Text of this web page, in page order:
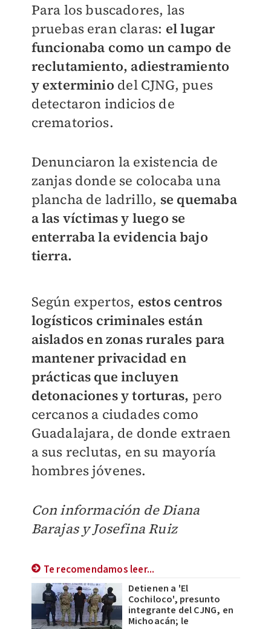
Para los buscadores, las
pruebas eran claras: el lugar
funcionaba como un campo de
reclutamiento, adiestramiento
y exterminio del CJNG, pues
detectaron indicios de
crematorios.
Denunciaron la existencia de
zanjas donde se colocaba una
plancha de ladrillo, se quemaba
a las víctimas y luego se
enterraba la evidencia bajo
tierra.
Según expertos, estos centros
logísticos criminales están
aislados en zonas rurales para
mantener privacidad en
prácticas que incluyen
detonaciones y torturas, pero
cercanos a ciudades como
Guadalajara, de donde extraen
a sus reclutas, en su mayoría
hombres jóvenes.
Con información de Diana
Barajas y Josefina Ruiz
Te recomendamos leer...
Detienen a 'El
Cochiloco', presunto
integrante del CJNG, en
Michoacán; le